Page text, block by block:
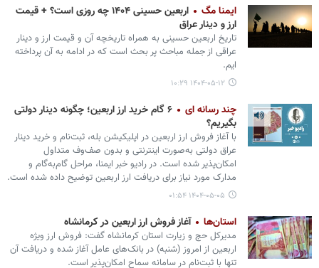
ایمنا مگ
اربعین حسینی ۱۴۰۴ چه روزی است؟ + قیمت
ارز و دینار عراق
تاریخ اربعین حسینی به همراه تاریخچه آن و قیمت ارز و دینار
عراقی از جمله مباحث پر بحث است که در ادامه به آن پرداخته
ایم.
۱۴۰۴-۰۵-۱۲ ۱۰:۲۹
چند رسانه ای
۶ گام خرید ارز اربعین؛ چگونه دینار دولتی
بگیریم؟
با آغاز فروش ارز اربعین در اپلیکیشن بله، ثبت‌نام و خرید دینار
عراق دولتی به‌صورت اینترنتی و بدون صف‌وف متداول
امکان‌پذیر شده است. در رادیو خبر ایمنا، مراحل گام‌به‌گام و
مدارک مورد نیاز برای دریافت ارز اربعین توضیح داده شده است.
۱۴۰۴-۰۵-۰۵ ۰۱:۵۴
استان‌ها آغاز فروش ارز اربعین در کرمانشاه
مدیرکل حج و زیارت استان کرمانشاه گفت: فروش ارز ویژه
اربعین از امروز (شنبه) در بانک‌های عامل آغاز شده و دریافت آن
تنها با ثبت‌نام در سامانه سماح امکان‌پذیر است.